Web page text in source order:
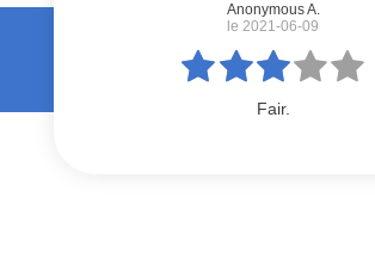
Anonymous A.
le 2021-06-09
Fair.